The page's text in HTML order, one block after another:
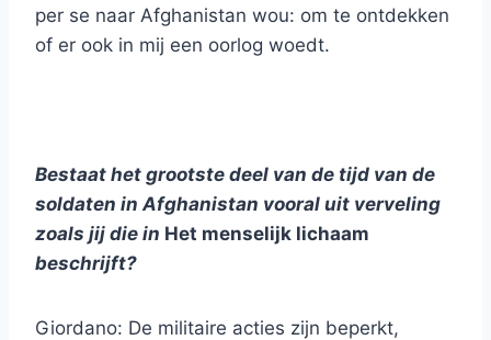
per se naar Afghanistan wou: om te ontdekken
of er ook in mij een oorlog woedt.
Bestaat het grootste deel van de tijd van de
soldaten in Afghanistan vooral uit verveling
zoals jij die in Het menselijk lichaam
beschrijft?
Giordano: De militaire acties zijn beperkt,